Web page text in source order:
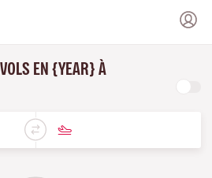
EN {YEAR} À